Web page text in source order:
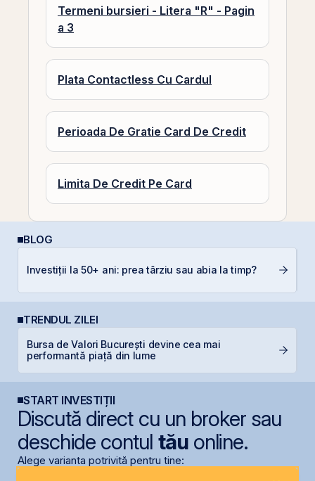
Termeni bursieri - Litera "R" - Pagin
a 3
Plata Contactless Cu Cardul
Perioada De Gratie Card De Credit
Limita De Credit Pe Card
BLOG
Investiții la 50+ ani: prea târziu sau abia la timp?
TRENDUL ZILEI
Bursa de Valori București devine cea mai
performantă piață din lume
START INVESTIȚII
Discută direct cu un broker sau
deschide contul tăuonline.
Alege varianta potrivită pentru tine: